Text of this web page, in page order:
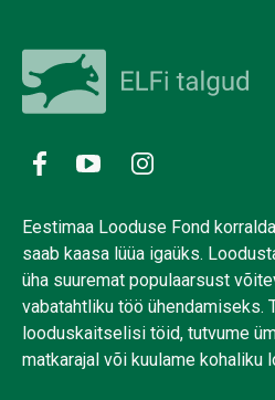
Eestimaa Looduse Fond
saab kaasa lüüa igaüks.
üha suuremat populaarsust
vabatahtliku töö ühendamiseks.
looduskaitselisi töid, tutvume
matkarajal või kuulame kohaliku